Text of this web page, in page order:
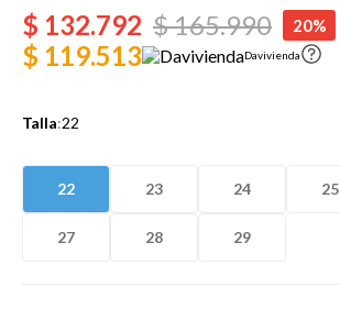
$ 132.792 $165.990 20%
$ 119.513 Davivienda
Talla:22
22 23 24 25
27 28 29
Bebes
Cuna Colecho
Dinosaurio Juguete